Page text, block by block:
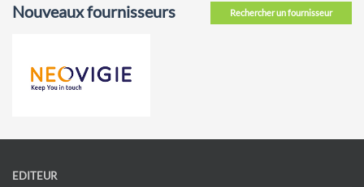
Rechercher un fournisseur
Nouveaux fournisseurs
EDITEUR